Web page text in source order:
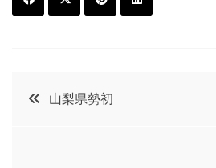
t
e
投
山梨県勢初